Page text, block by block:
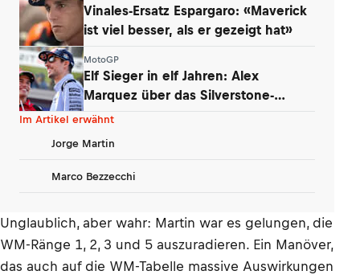
Vinales-Ersatz Espargaro: «Maverick
ist viel besser, als er gezeigt hat»
MotoGP
Elf Sieger in elf Jahren: Alex
Marquez über das Silverstone-
Phänomen
Im Artikel erwähnt
Jorge Martin
Marco Bezzecchi
Unglaublich, aber wahr: Martin war es gelungen, die
WM-Ränge 1, 2, 3 und 5 auszuradieren. Ein Manöver,
das auch auf die WM-Tabelle massive Auswirkungen